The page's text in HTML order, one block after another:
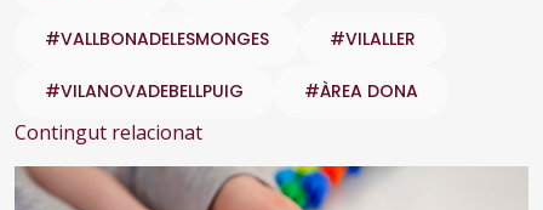
#VALLBONADELESMONGES #VILALLER
#VILANOVADEBELLPUIG #ÀREA DONA
Contingut relacionat